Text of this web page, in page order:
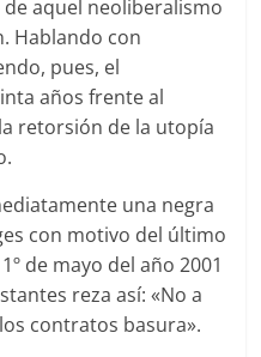
aquel neoliberalismo
Hablando con
pues, el
años frente al
retorsión de la utopía
una negra
con motivo del último
de mayo del año 2001
reza así: «No a
contratos basura».